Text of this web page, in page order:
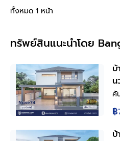
ทั้งหมด 1 หน้า
ทรัพย์สินแนะนำโดย
บ้
น
ฟั
2
ดี
ศั
คั
฿
บ้